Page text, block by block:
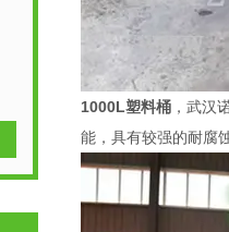
1000L塑料桶 ，武汉
能，具有较强的耐腐